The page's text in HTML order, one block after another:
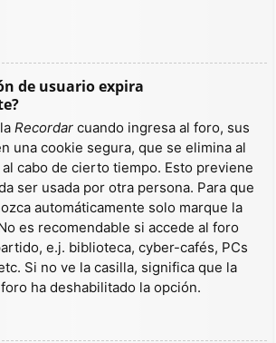
de usuario expira
Recordar cuando ingresa al foro, sus
una cookie segura, que se elimina al
cabo de cierto tiempo. Esto previene
ser usada por otra persona. Para que
automáticamente solo marque la
es recomendable si accede al foro
e.j. biblioteca, cyber-cafés, PCs
Si no ve la casilla, significa que la
ha deshabilitado la opción.